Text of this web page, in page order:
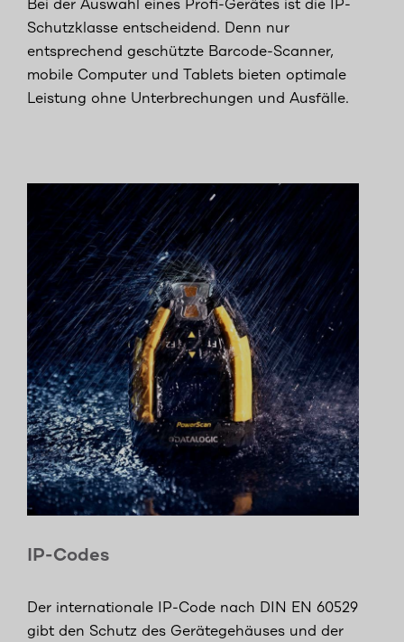
Bei der Auswahl eines Profi-Gerätes ist die IP-
Schutzklasse entscheidend. Denn nur
entsprechend geschützte Barcode-Scanner,
mobile Computer und Tablets bieten optimale
Leistung ohne Unterbrechungen und Ausfälle.
IP-Codes
Der internationale IP-Code nach DIN EN 60529
gibt den Schutz des Gerätegehäuses und der